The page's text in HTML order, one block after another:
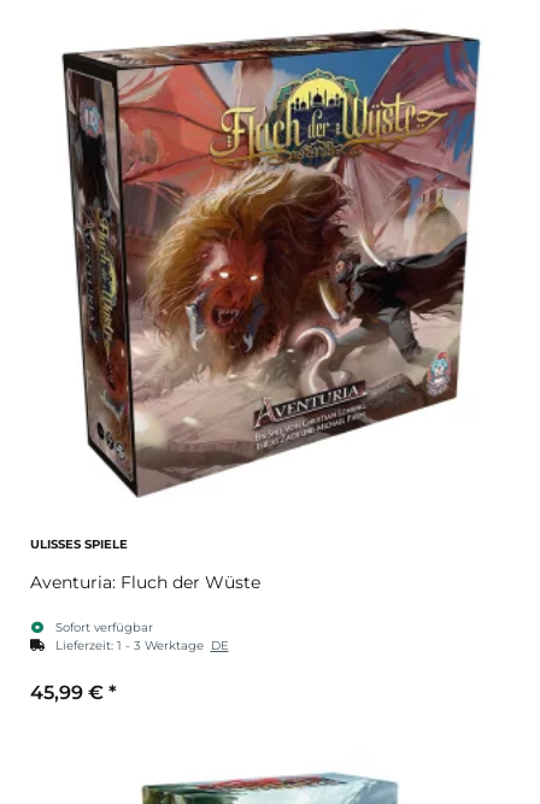
ULISSES SPIELE
Aventuria: Fluch der Wüste
Sofort verfügbar
Lieferzeit: 1 - 3 Werktage DE
45,99 € *